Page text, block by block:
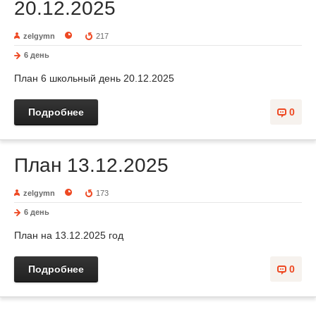
20.12.2025
zelgymn 217
6 день
План 6 школьный день 20.12.2025
0
Подробнее
План 13.12.2025
zelgymn 173
6 день
План на 13.12.2025 год
0
Подробнее